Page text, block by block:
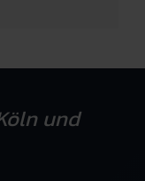
und